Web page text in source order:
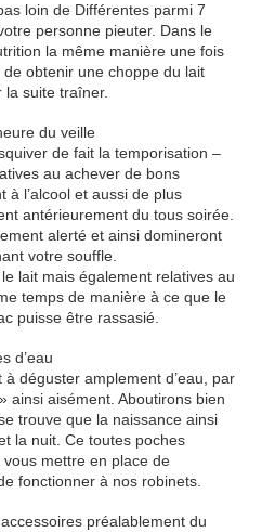
loin de Différentes parmi 7
personne pieuter. Dans le
la même manière une fois
obtenir une choppe du lait
suite traîner.
du veille
de fait la temporisation –
au achever de bons
à l’alcool et aussi de plus
antérieurement du tous soirée.
alerté et ainsi domineront
votre souffle.
lait mais également relatives au
temps de manière à ce que le
puisse être rassasié.
d’eau
déguster amplement d’eau, par
ainsi aisément. Aboutirons bien
trouve que la naissance ainsi
la nuit. Ce toutes poches
vous mettre en place de
fonctionner à nos robinets.
préalablement du